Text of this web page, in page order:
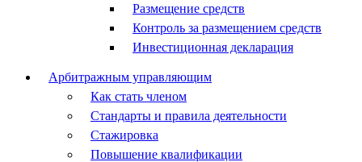
Размещение средств
Контроль за размещением средств
Инвестиционная декларация
Арбитражным управляющим
Как стать членом
Стандарты и правила деятельности
Стажировка
Повышение квалификации